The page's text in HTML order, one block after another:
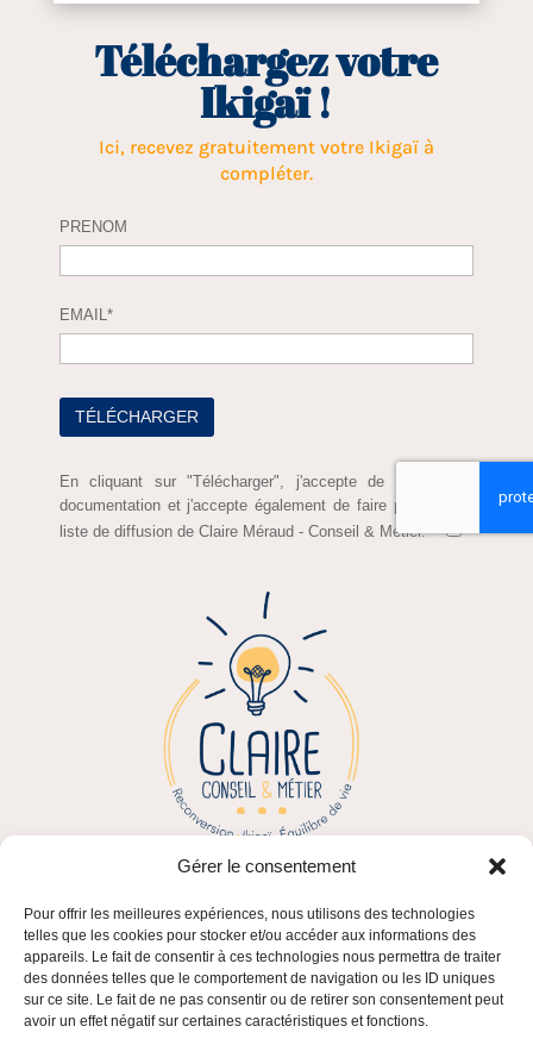
Gérer le consentement
Pour offrir les meilleures expériences, nous utilisons des technologies
telles que les cookies pour stocker et/ou accéder aux informations des
appareils. Le fait de consentir à ces technologies nous permettra de traiter
des données telles que le comportement de navigation ou les ID uniques
sur ce site. Le fait de ne pas consentir ou de retirer son consentement peut
avoir un effet négatif sur certaines caractéristiques et fonctions.
Téléchargez votre
Ikigaï !
Ici, recevez gratuitement votre Ikigaï à
compléter.
PRENOM
EMAIL*
En cliquant sur "Télécharger", j'accepte de recevoir la
documentation et j'accepte également de faire partie de la
liste de diffusion de Claire Méraud - Conseil & Métier. *